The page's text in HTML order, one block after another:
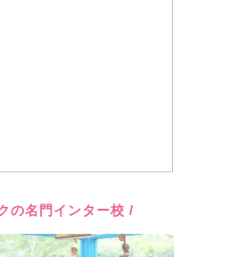
の名門インター校 /